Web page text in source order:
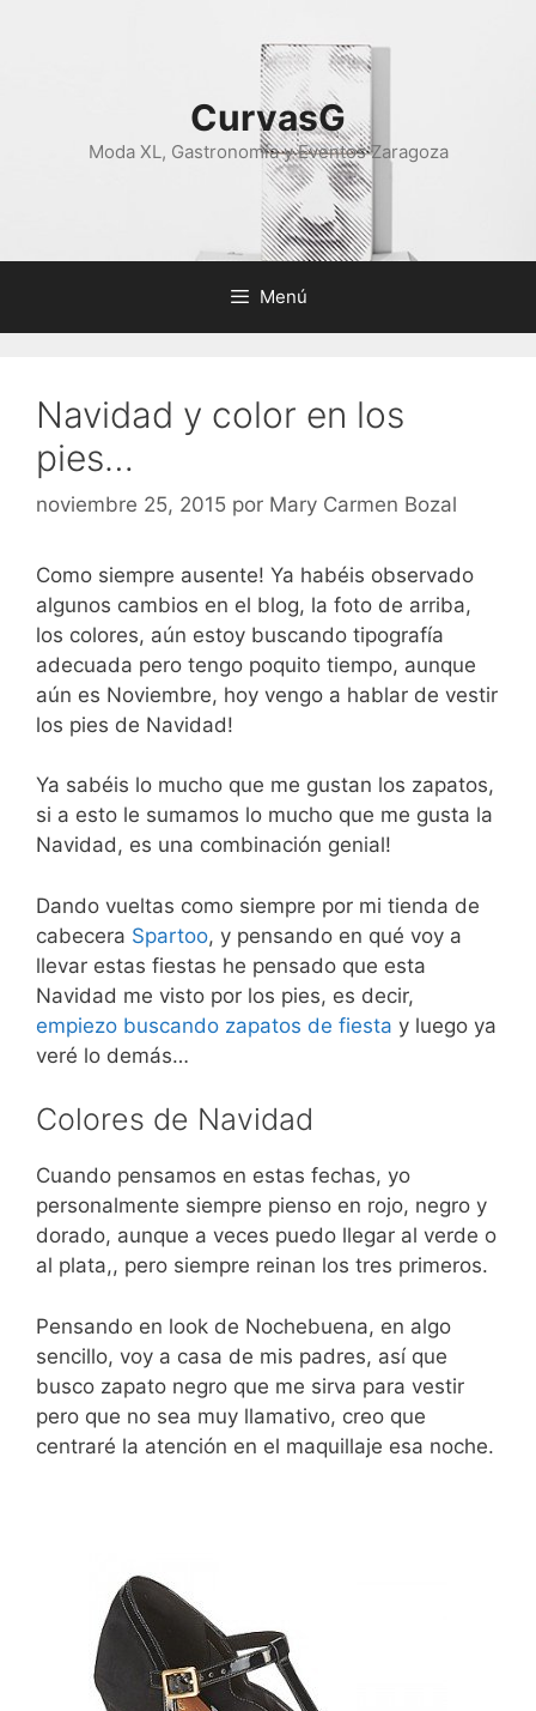
CurvasG
Moda XL, Gastronomía y Eventos Zaragoza
Menú
Navidad y color en los
pies…
noviembre 25, 2015 por Mary Carmen Bozal
Como siempre ausente! Ya habéis observado
algunos cambios en el blog, la foto de arriba,
los colores, aún estoy buscando tipografía
adecuada pero tengo poquito tiempo, aunque
aún es Noviembre, hoy vengo a hablar de vestir
los pies de Navidad!
Ya sabéis lo mucho que me gustan los zapatos,
si a esto le sumamos lo mucho que me gusta la
Navidad, es una combinación genial!
Dando vueltas como siempre por mi tienda de
cabecera Spartoo, y pensando en qué voy a
llevar estas fiestas he pensado que esta
Navidad me visto por los pies, es decir,
empiezo buscando zapatos de fiesta y luego ya
veré lo demás…
Colores de Navidad
Cuando pensamos en estas fechas, yo
personalmente siempre pienso en rojo, negro y
dorado, aunque a veces puedo llegar al verde o
al plata,, pero siempre reinan los tres primeros.
Pensando en look de Nochebuena, en algo
sencillo, voy a casa de mis padres, así que
busco zapato negro que me sirva para vestir
pero que no sea muy llamativo, creo que
centraré la atención en el maquillaje esa noche.